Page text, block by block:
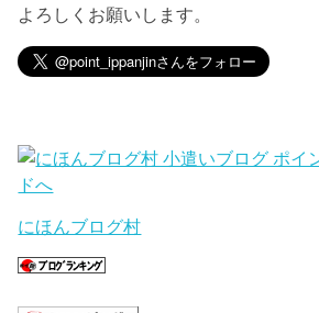
よろしくお願いします。
にほんブログ村